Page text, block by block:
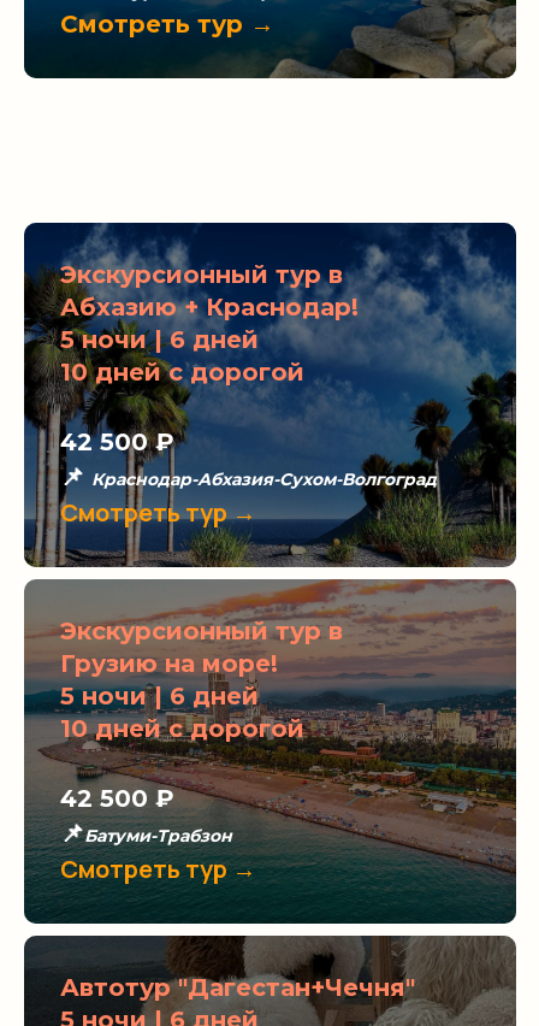
Смотреть тур →
Экскурсионный тур в
Абхазию + Краснодар!
5 ночи | 6 дней
10 дней с дорогой
42 500₽
📌 Краснодар-Абхазия-Сухом-Волгоград
Смотреть тур →
Экскурсионный тур в
Грузию на море!
5 ночи | 6 дней
10 дней с дорогой
42 500 ₽
📌Батуми-Трабзон
Смотреть тур →
Автотур "Дагестан+Чечня"
5 ночи | 6 дней